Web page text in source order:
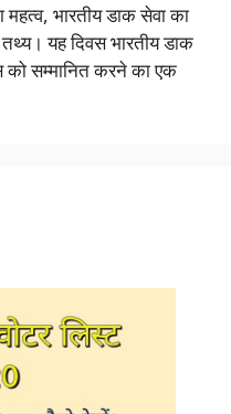
महत्व, भारतीय डाक सेवा का
यह दिवस भारतीय डाक
सम्मानित करने का एक